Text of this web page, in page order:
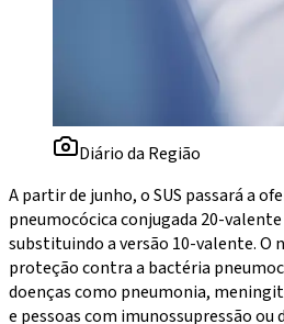
Diário da Região
A partir de junho, o SUS passará a
pneumocócica conjugada 20-
substituindo a versão 10-valente. O
proteção contra a bactéria
doenças como pneumonia,
e pessoas com imunossupressão ou